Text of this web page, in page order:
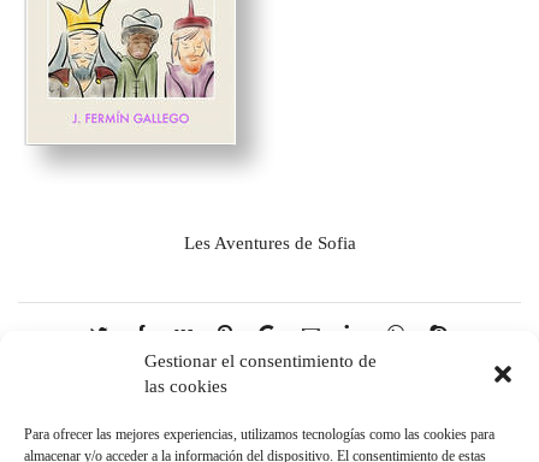
Gestionar el consentimiento de
las cookies
Para ofrecer las mejores experiencias, utilizamos tecnologías como las cookies para
almacenar y/o acceder a la información del dispositivo. El consentimiento de estas
Les Aventures de Sofia
CATEGORÍAS